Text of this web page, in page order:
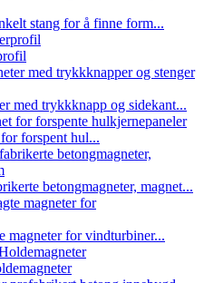
stang for å finne form...
med trykkknapp og sidekant...
forspent hul...
betongmagneter, magnet...
magneter for vindturbiner...